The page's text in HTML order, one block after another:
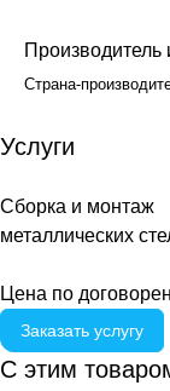
Производитель
Страна-
Услуги
Сборка и монтаж
металлических
Цена по
Заказать услугу
С этим